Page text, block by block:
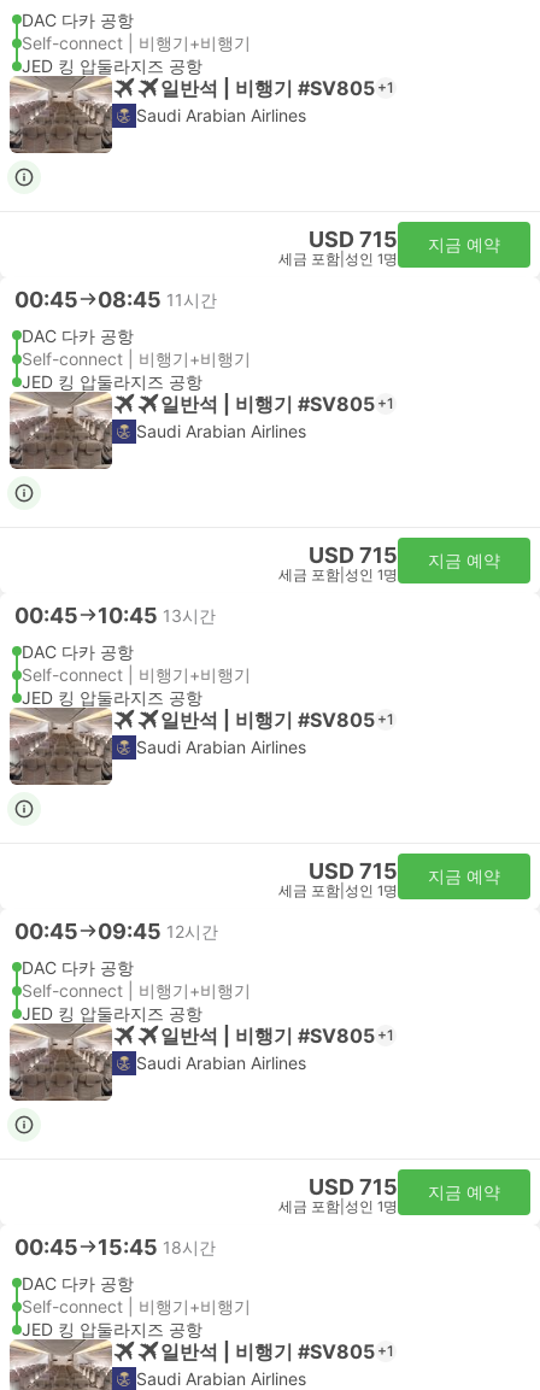
DAC 다카 공항
Self-connect | 비행기+비행기
JED 킹 압둘라지즈 공항
일반석 | 비행기 #SV805 +1
Saudi Arabian Airlines
USD 715
세금 포함 성인 1명
지금 예약
00:45 08:45 11시간
DAC 다카 공항
Self-connect | 비행기+비행기
JED 킹 압둘라지즈 공항
일반석 | 비행기 #SV805 +1
Saudi Arabian Airlines
USD 715
세금 포함 성인 1명
지금 예약
00:45 10:45 13시간
DAC 다카 공항
Self-connect | 비행기+비행기
JED 킹 압둘라지즈 공항
일반석 | 비행기 #SV805 +1
Saudi Arabian Airlines
USD 715
세금 포함 성인 1명
지금 예약
00:45 09:45 12시간
DAC 다카 공항
Self-connect | 비행기+비행기
JED 킹 압둘라지즈 공항
일반석 | 비행기 #SV805 +1
Saudi Arabian Airlines
USD 715
세금 포함 성인 1명
지금 예약
00:45 15:45 18시간
DAC 다카 공항
Self-connect | 비행기+비행기
JED 킹 압둘라지즈 공항
일반석 | 비행기 #SV805 +1
Saudi Arabian Airlines